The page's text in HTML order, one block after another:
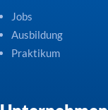
Jobs
Ausbildung
Praktikum